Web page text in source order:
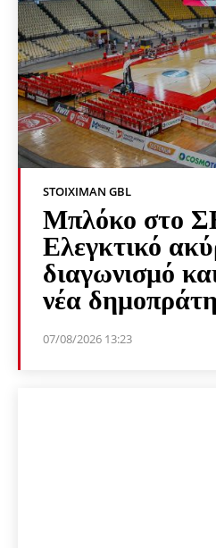
STOIXIMAN GBL
Μπλόκο στο
Ελεγκτικό
διαγωνισμό
νέα
07/08/2026 13:23